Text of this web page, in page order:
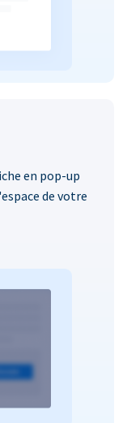
en pop-up
de votre